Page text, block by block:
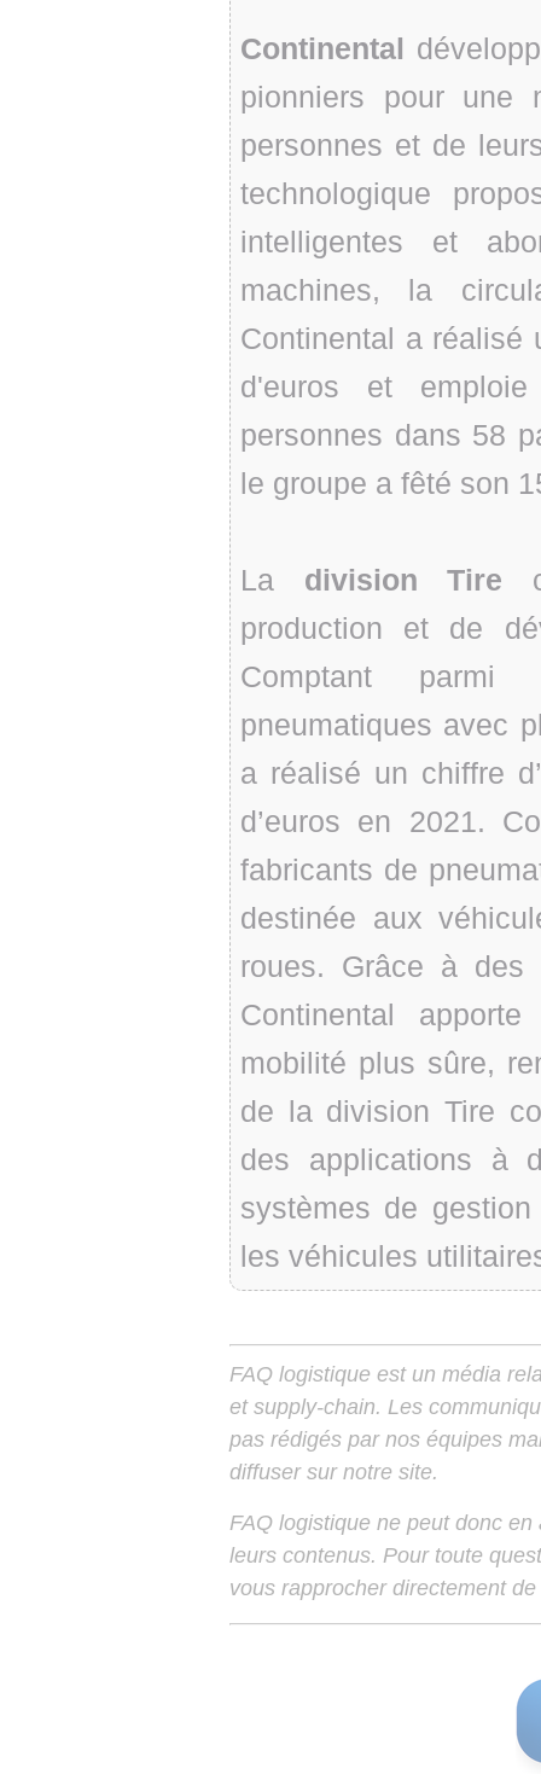
Continental
pionniers pour une
personnes et de
technologique
intelligentes et
machines, la
Continental a réalisé
d'euros et
personnes dans 58
le groupe a fêté son
La division Tire
production et de
Comptant
pneumatiques avec
a réalisé un chiffre
d’euros en 2021.
fabricants de
destinée aux
roues. Grâce à des
Continental
mobilité plus sûre,
de la division Tire
des applications à
systèmes de
les véhicules
FAQ logistique est un média
et supply-chain. Les
pas rédigés par nos équipes
diffuser sur notre site.
FAQ logistique ne peut donc
leurs contenus. Pour toute
vous rapprocher directement